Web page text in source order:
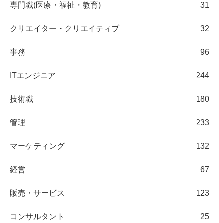
専門職(医療・福祉・教育) 31
クリエイター・クリエイティブ 32
事務 96
ITエンジニア 244
技術職 180
管理 233
マーケティング 132
経営 67
販売・サービス 123
コンサルタント 25